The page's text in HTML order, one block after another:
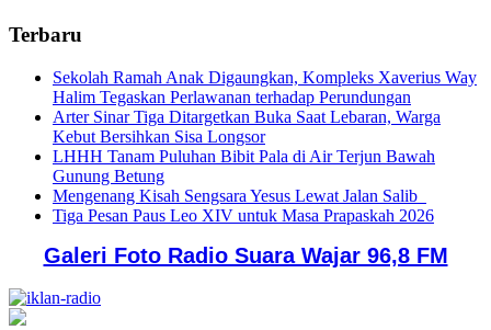
Terbaru
Sekolah Ramah Anak Digaungkan, Kompleks Xaverius Way
Halim Tegaskan Perlawanan terhadap Perundungan
Arter Sinar Tiga Ditargetkan Buka Saat Lebaran, Warga
Kebut Bersihkan Sisa Longsor
LHHH Tanam Puluhan Bibit Pala di Air Terjun Bawah
Gunung Betung
Mengenang Kisah Sengsara Yesus Lewat Jalan Salib
Tiga Pesan Paus Leo XIV untuk Masa Prapaskah 2026
Galeri Foto Radio Suara Wajar 96,8 FM